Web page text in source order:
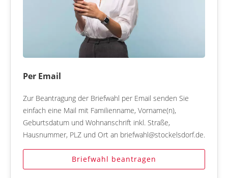
Per Email
Zur Beantragung der Briefwahl per Email senden Sie
einfach eine Mail mit Familienname, Vorname(n),
Geburtsdatum und Wohnanschrift inkl. Straße,
Hausnummer, PLZ und Ort an briefwahl@stockelsdorf.de.
Briefwahl beantragen